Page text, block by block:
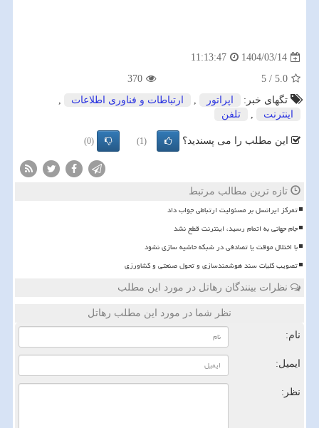
1404/03/14
11:13:47
5.0
/
5
370
تگهای خبر:
اپراتور , ارتباطات و فناوری اطلاعات
,
اینترنت
, تلفن
این مطلب را می پسندید؟ (1)
(0)
تازه ترین مطالب مرتبط
تمرکز ایرانسل بر مسئولیت ارتباطی جواب داد
️جام جهانی به اتمام رسید، اینترنت قطع نشد
با اختلال موقت یا تصادفی در شبکه حاشیه سازی نشود
تصویب کلیات سند هوشمندسازی و تحول صنعتی و کشاورزی
نظرات بینندگان رهاتل در مورد این مطلب
نظر شما در مورد این مطلب رهاتل
نام:
ایمیل:
نظر: